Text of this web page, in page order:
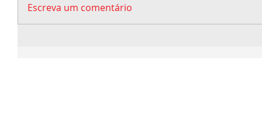
Escreva um comentário